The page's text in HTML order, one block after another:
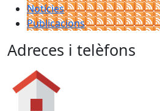
Notícies
Publicacions
Adreces i telèfons